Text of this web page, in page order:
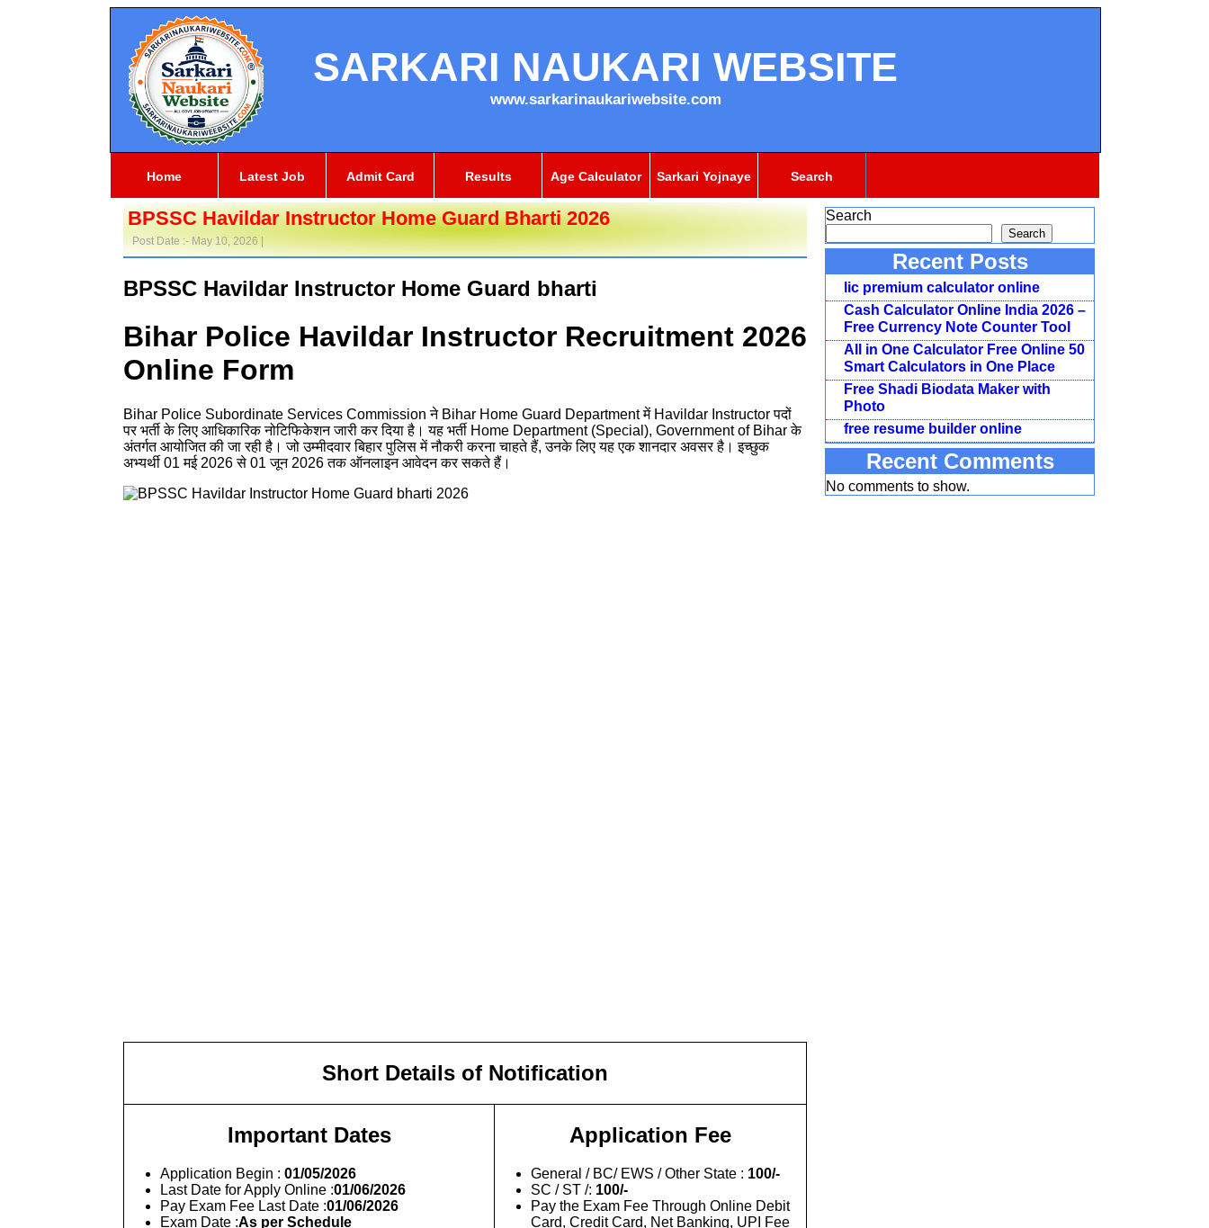
SARKARI NAUKARI WEBSITE
www.sarkarinaukariwebsite.com
Home Latest Job Admit Card Results Age Calculator Sarkari Yojnaye Search
BPSSC Havildar Instructor Home Guard Bharti 2026
Post Date :- May 10, 2026 |
BPSSC Havildar Instructor Home Guard bharti
Bihar Police Havildar Instructor Recruitment 2026
Online Form
Bihar Police Subordinate Services Commission ने Bihar Home Guard Department में Havildar Instructor पदों
पर भर्ती के लिए आधिकारिक नोटिफिकेशन जारी कर दिया है। यह भर्ती Home Department (Special), Government of Bihar के
अंतर्गत आयोजित की जा रही है। जो उम्मीदवार बिहार पुलिस में नौकरी करना चाहते हैं, उनके लिए यह एक शानदार अवसर है। इच्छुक
अभ्यर्थी 01 मई 2026 से 01 जून 2026 तक ऑनलाइन आवेदन कर सकते हैं।
Short Details of Notification
Important Dates
Application Begin : 01/05/2026
Last Date for Apply Online :01/06/2026
Pay Exam Fee Last Date :01/06/2026
Exam Date :As per Schedule
Application Fee
General / BC/ EWS / Other State : 100/-
SC / ST /: 100/-
Pay the Exam Fee Through Online Debit
Card, Credit Card, Net Banking, UPI Fee
Search
Search
Recent Posts
lic premium calculator online
Cash Calculator Online India 2026 –
Free Currency Note Counter Tool
All in One Calculator Free Online 50
Smart Calculators in One Place
Free Shadi Biodata Maker with
Photo
free resume builder online
Recent Comments
No comments to show.